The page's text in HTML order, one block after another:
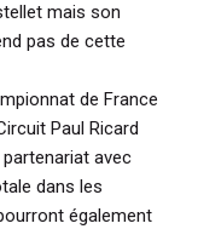
mais son
pas de cette
de France
Paul Ricard
avec
dans les
également